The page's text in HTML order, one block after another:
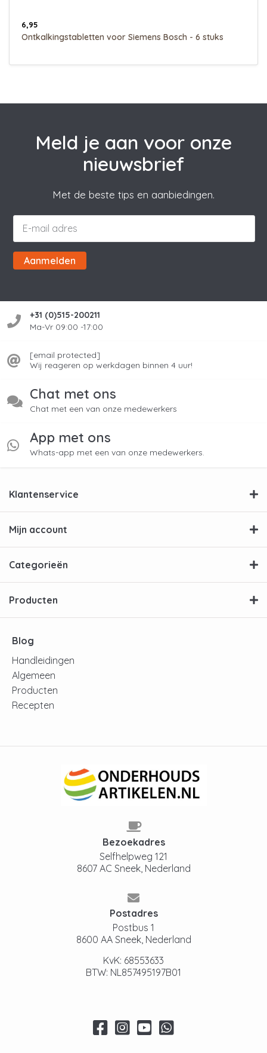
6,95
Ontkalkingstabletten voor Siemens Bosch - 6 stuks
Meld je aan voor onze
nieuwsbrief
Met de beste tips en aanbiedingen.
Aanmelden
+31 (0)515-200211
Ma-Vr 09:00 -17:00
[email protected]
Wij reageren op werkdagen binnen 4 uur!
Chat met ons
Chat met een van onze medewerkers
App met ons
Whats-app met een van onze medewerkers.
Klantenservice
Mijn account
Categorieën
Producten
Blog
Handleidingen
Algemeen
Producten
Recepten
Bezoekadres
Selfhelpweg 121
8607 AC Sneek, Nederland
Postadres
Postbus 1
8600 AA Sneek, Nederland
KvK: 68553633
BTW: NL857495197B01